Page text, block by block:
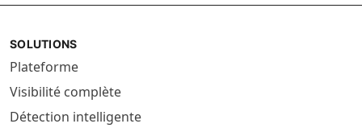
SOLUTIONS
Plateforme
Visibilité complète
Détection intelligente